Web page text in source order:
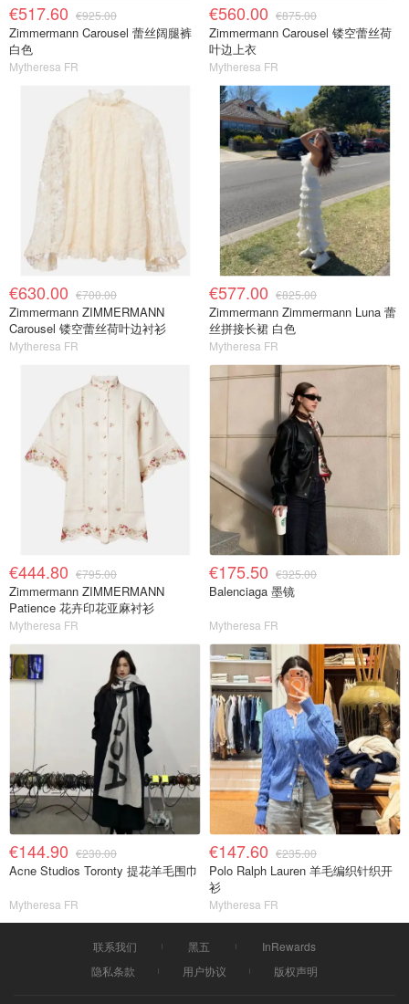
€517.60 €925.00
Zimmermann Carousel 蕾丝阔腿裤
白色
Mytheresa FR
€560.00 €875.00
Zimmermann Carousel 镂空蕾丝荷
叶边上衣
Mytheresa FR
€630.00 €700.00
Zimmermann ZIMMERMANN
Carousel 镂空蕾丝荷叶边衬衫
Mytheresa FR
€577.00 €825.00
Zimmermann Zimmermann Luna 蕾
丝拼接长裙 白色
Mytheresa FR
€444.80 €795.00
Zimmermann ZIMMERMANN
Patience 花卉印花亚麻衬衫
Mytheresa FR
€175.50 €325.00
Balenciaga 墨镜
Mytheresa FR
€144.90 €230.00
Acne Studios Toronty 提花羊毛围巾
Mytheresa FR
€147.60 €235.00
Polo Ralph Lauren 羊毛编织针织开
衫
Mytheresa FR
联系我们 黑五
InRewards
隐私条款
用户协议 版权声明